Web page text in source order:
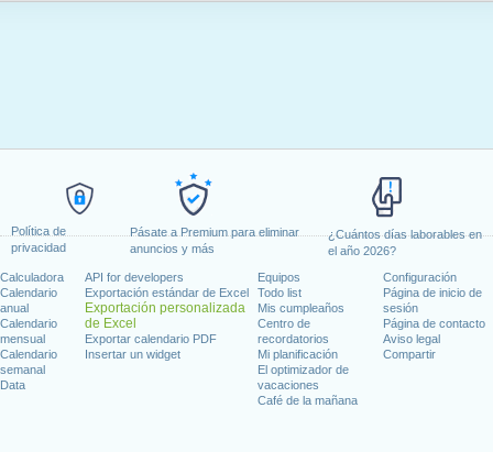
Política de
privacidad
Pásate a Premium para eliminar
anuncios y más
¿Cuántos días laborables en
el año 2026?
Calculadora
Calendario
anual
Calendario
mensual
Calendario
semanal
Data
API for developers
Exportación estándar de Excel
Exportación personalizada
de Excel
Exportar calendario PDF
Insertar un widget
Equipos
Todo list
Mis cumpleaños
Centro de
recordatorios
Mi planificación
El optimizador de
vacaciones
Café de la mañana
Configuración
Página de inicio de
sesión
Página de contacto
Aviso legal
Compartir